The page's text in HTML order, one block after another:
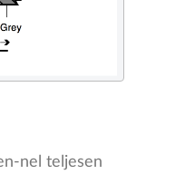
nel teljesen